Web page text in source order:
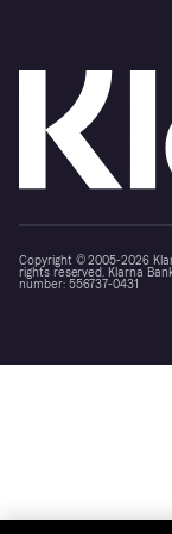
Copyright © 2005-2026
rights reserved. Klarna
number: 556737-0431